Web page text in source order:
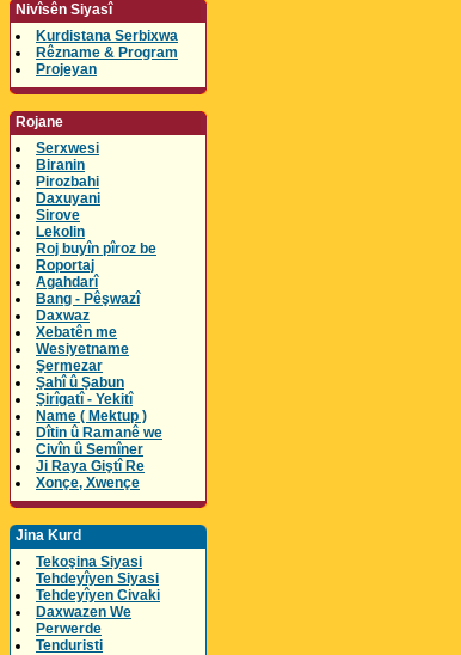
Nivîsên Siyasî
Kurdistana Serbixwa
Rêzname & Program
Projeyan
Rojane
Serxwesi
Biranin
Pirozbahi
Daxuyani
Sirove
Lekolin
Roj buyîn pîroz be
Roportaj
Agahdarî
Bang - Pêşwazî
Daxwaz
Xebatên me
Wesiyetname
Şermezar
Şahî û Şabun
Şirîgatî - Yekitî
Name ( Mektup )
Dîtin û Ramanê we
Civîn û Semîner
Ji Raya Giştî Re
Xonçe, Xwençe
Jina Kurd
Tekoşina Siyasi
Tehdeyîyen Siyasi
Tehdeyîyen Civaki
Daxwazen We
Perwerde
Tenduristi